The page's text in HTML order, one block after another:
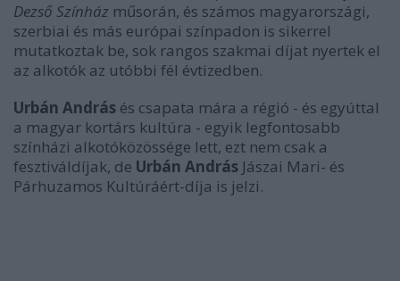
Dezső Színház műsorán, és számos magyarországi,
szerbiai és más európai színpadon is sikerrel
mutatkoztak be, sok rangos szakmai díjat nyertek el
az alkotók az utóbbi fél évtizedben.
Urbán András és csapata mára a régió - és egyúttal
a magyar kortárs kultúra - egyik legfontosabb
színházi alkotóközössége lett, ezt nem csak a
fesztiváldíjak, de Urbán András Jászai Mari- és
Párhuzamos Kultúráért-díja is jelzi.